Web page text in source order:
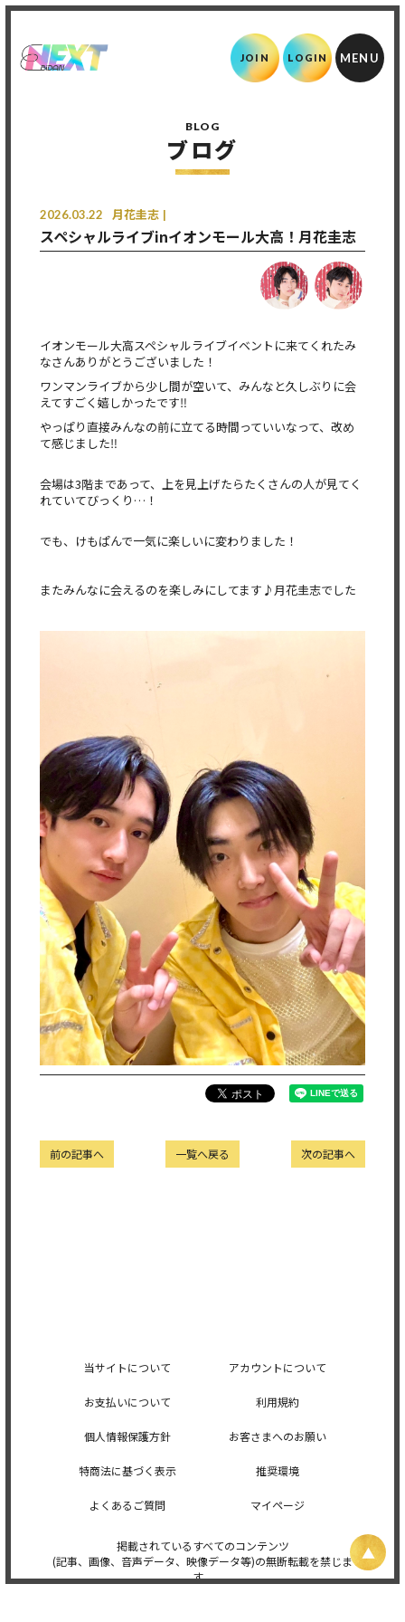
JOIN LOGIN
BLOG
ブログ
2026.03.22 月花圭志
スペシャルライブinイオンモール大高！月花圭志
イオンモール大高スペシャルライブイベントに来てくれたみ
なさんありがとうございました！
ワンマンライブから少し間が空いて、 みんなと久しぶりに会
えてすごく嬉しかったです‼︎
やっぱり直接みんなの前に立てる時間っていいなって、 改め
て感じました‼︎
会場は3階まであって、 上を見上げたらたくさんの人が見てく
れていてびっくり…！
でも、けもぱんで一気に楽しいに変わりました！
またみんなに会えるのを楽しみにしてます♪月花圭志でした
次の記事へ
一覧へ戻る
前の記事へ
当サイトについて アカウントについて
お支払いについて 利用規約
個人情報保護方針 お客さまへのお願い
特商法に基づく表示 推奨環境
よくあるご質問 マイページ
掲載されているすべてのコンテンツ
(記事、画像、音声データ、映像データ等)の無断転載を禁じま
す。